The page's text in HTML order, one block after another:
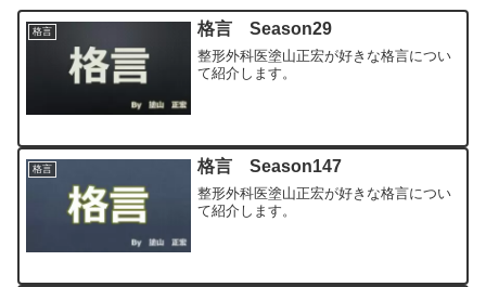
格言 格言 Season29
整形外科医塗山正宏が好きな格言につい
て紹介します。
格言 格言 Season147
整形外科医塗山正宏が好きな格言につい
て紹介します。